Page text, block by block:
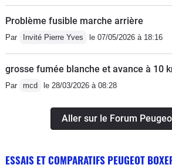
Problème fusible marche arrière
Par Invité Pierre Yves le 07/05/2026 à 18:16
grosse fumée blanche et avance à 10
Par mcd le 28/03/2026 à 08:28
Aller sur le Forum
ESSAIS ET COMPARATIFS PEUGEOT